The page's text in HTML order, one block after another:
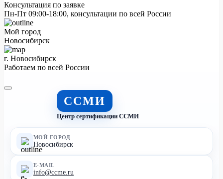
Консультация по заявке
Пн-Пт 09:00-18:00, консультации по всей России
Мой город
Новосибирск
г. Новосибирск
Работаем по всей России
ССМИ
Центр сертификации ССМИ
МОЙ ГОРОД
Новосибирск
E-MAIL
info@ccme.ru